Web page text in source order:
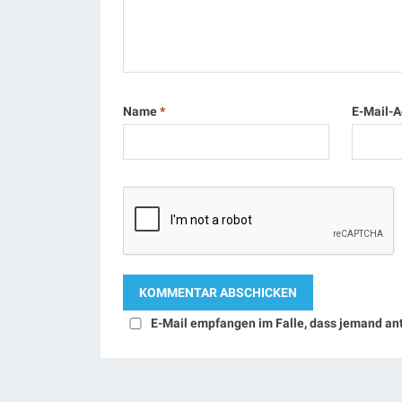
Name* E-Mail-
E-Mail empfangen im Falle, dass jemand